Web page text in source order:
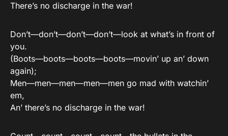
There’s no discharge in the war!
Don’t—don’t—don’t—don’t—look at what’s in front of
you.
(Boots—boots—boots—boots—movin’ up an’ down
again);
Men—men—men—men—men go mad with watchin’
em,
An’ there’s no discharge in the war!